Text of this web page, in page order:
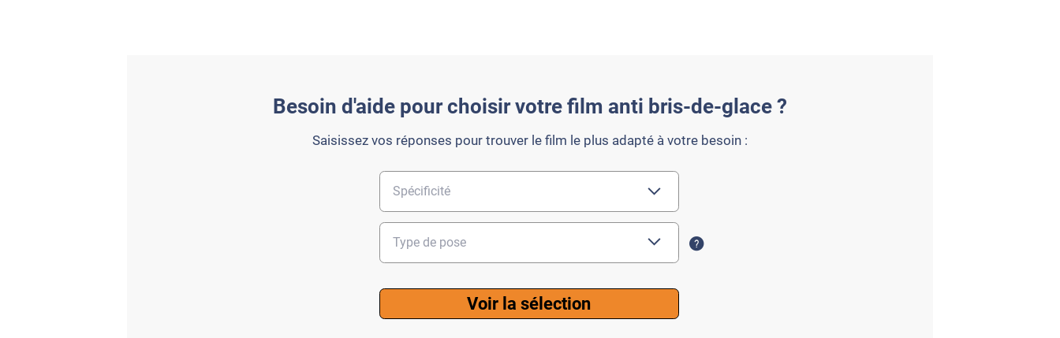
Besoin d'aide pour choisir votre film anti bris-de-glace ?
Saisissez vos réponses pour trouver le film le plus adapté à votre besoin :
Voir la sélection